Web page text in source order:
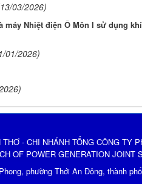
03/2026)
máy Nhiệt điện Ô Môn I sử dụng
01/2026)
- CHI NHÁNH TỔNG CÔNG TY
OF POWER GENERATION JOINT
phường Thới An Đông, thành